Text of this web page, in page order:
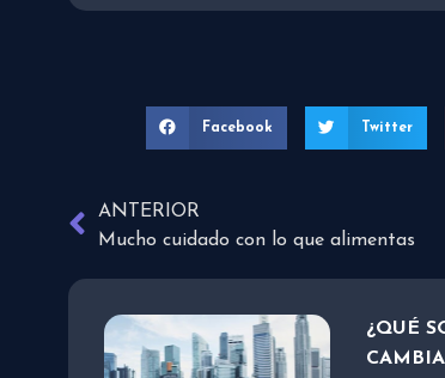
Facebook Twitter
ANTERIOR
Mucho cuidado con lo que alimentas
¿QUÉ